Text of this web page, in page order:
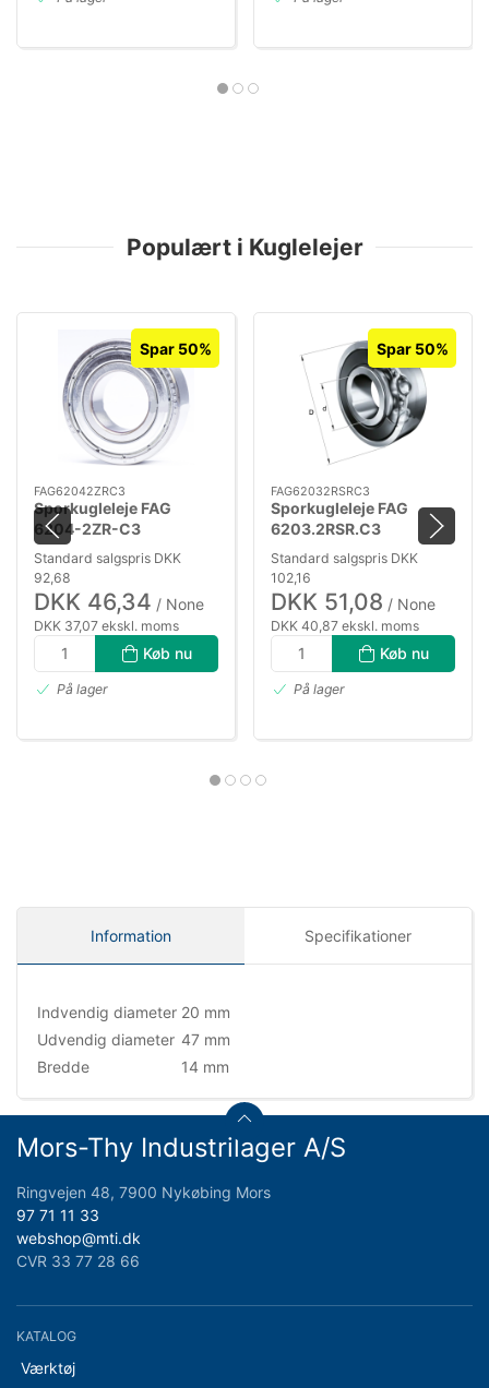
Populært i Kuglelejer
Spar 50%
FAG62042ZRC3
Sporkugleleje FAG
6204-2ZR-C3
Standard salgspris DKK
92,68
DKK 46,34 / None
DKK 37,07 ekskl. moms
Køb nu
På lager
Spar 50%
FAG62032RSRC3
Sporkugleleje FAG
6203.2RSR.C3
Standard salgspris DKK
102,16
DKK 51,08 / None
DKK 40,87 ekskl. moms
Køb nu
På lager
Information Specifikationer
Indvendig diameter 20 mm
Udvendig diameter 47 mm
Bredde
14 mm
Mors-Thy Industrilager A/S
Ringvejen 48, 7900 Nykøbing Mors
97 71 11 33
webshop@mti.dk
CVR 33 77 28 66
KATALOG
Værktøj